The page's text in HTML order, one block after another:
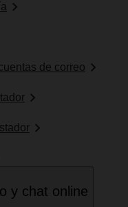
de correo
y chat online